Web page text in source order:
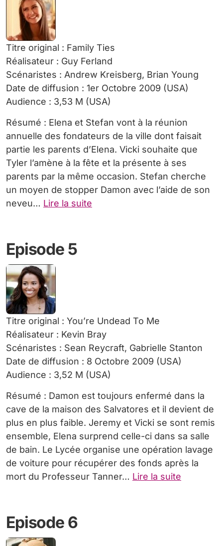
Titre original : Family Ties
Réalisateur : Guy Ferland
Scénaristes : Andrew Kreisberg, Brian Young
Date de diffusion : 1er Octobre 2009 (USA)
Audience : 3,53 M (USA)
Résumé : Elena et Stefan vont à la réunion
annuelle des fondateurs de la ville dont faisait
partie les parents d’Elena. Vicki souhaite que
Tyler l’amène à la fête et la présente à ses
parents par la même occasion. Stefan cherche
un moyen de stopper Damon avec l’aide de son
neveu… Lire la suite
Episode 5
Titre original : You’re Undead To Me
Réalisateur : Kevin Bray
Scénaristes : Sean Reycraft, Gabrielle Stanton
Date de diffusion : 8 Octobre 2009 (USA)
Audience : 3,52 M (USA)
Résumé : Damon est toujours enfermé dans la
cave de la maison des Salvatores et il devient de
plus en plus faible. Jeremy et Vicki se sont remis
ensemble, Elena surprend celle-ci dans sa salle
de bain. Le Lycée organise une opération lavage
de voiture pour récupérer des fonds après la
mort du Professeur Tanner… Lire la suite
Episode 6